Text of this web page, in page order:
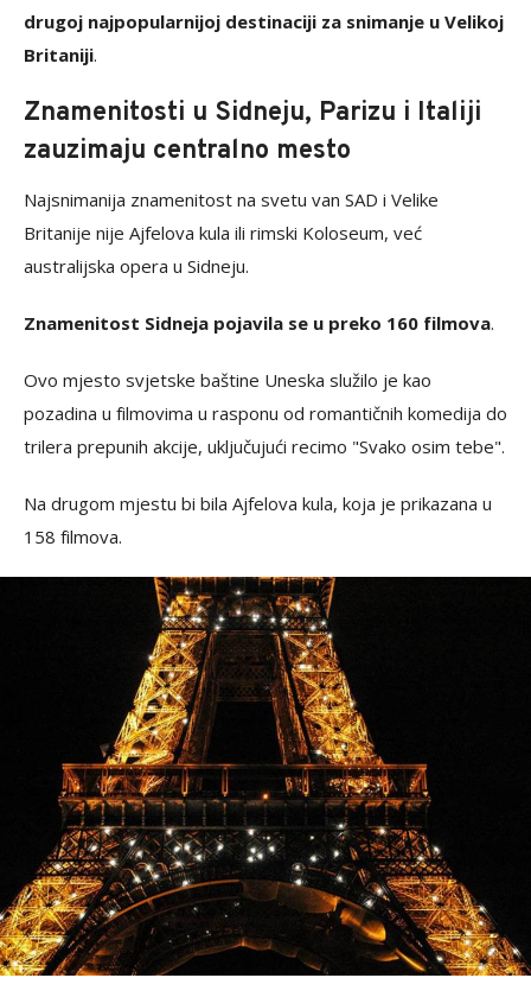
drugoj najpopularnijoj destinaciji za snimanje u Velikoj
Britaniji.
Znamenitosti u Sidneju, Parizu i Italiji
zauzimaju centralno mesto
Najsnimanija znamenitost na svetu van SAD i Velike
Britanije nije Ajfelova kula ili rimski Koloseum, već
australijska opera u Sidneju.
Znamenitost Sidneja pojavila se u preko 160 filmova.
Ovo mjesto svjetske baštine Uneska služilo je kao
pozadina u filmovima u rasponu od romantičnih komedija do
trilera prepunih akcije, uključujući recimo "Svako osim tebe".
Na drugom mjestu bi bila Ajfelova kula, koja je prikazana u
158 filmova.